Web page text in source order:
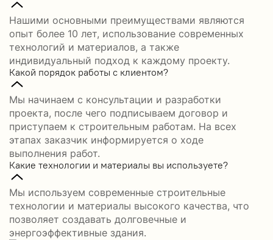
Нашими основными преимуществами являются
опыт более 10 лет, использование современных
технологий и материалов, а также
индивидуальный подход к каждому проекту.
Какой порядок работы с клиентом?
Мы начинаем с консультации и разработки
проекта, после чего подписываем договор и
приступаем к строительным работам. На всех
этапах заказчик информируется о ходе
выполнения работ.
Какие технологии и материалы вы используете?
Мы используем современные строительные
технологии и материалы высокого качества, что
позволяет создавать долговечные и
энергоэффективные здания.